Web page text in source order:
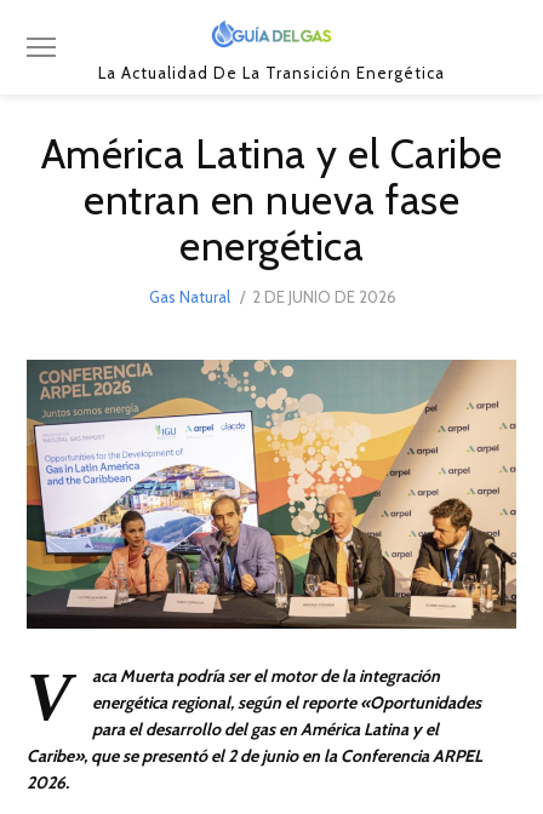
La Actualidad De La Transición Energética
América Latina y el Caribe
entran en nueva fase
energética
Gas Natural
POSTED
2 DE JUNIO DE 2026
2026
V
aca Muerta podría ser el motor de la integración
energética regional, según el reporte«Oportunidades
para el desarrollo del gas en América Latina y el
Caribe», que se presentó el 2 de junio en la Conferencia ARPEL
2026.